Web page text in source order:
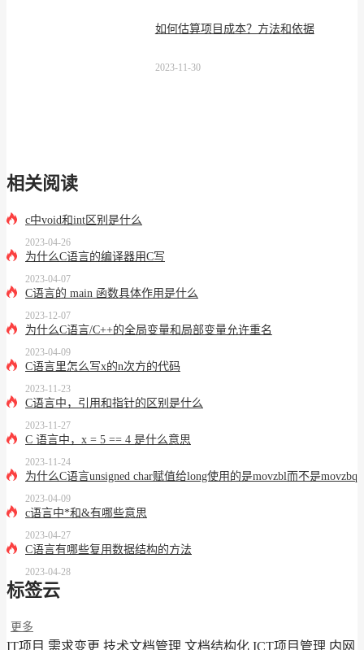
如何估算项目成本？方法和依据
2023-11-30
相关阅读
c中void和int区别是什么
2023-04-26
为什么C语言的编译器用C写
2023-04-07
C语言的 main 函数具体作用是什么
2023-12-07
为什么C语言/C++的全局变量和局部变量允许重名
2023-04-09
C语言里怎么写x的n次方的代码
2023-11-23
C语言中，引用和指针的区别是什么
2023-11-27
C 语言中，x = 5 == 4 是什么意思
2023-11-24
为什么C语言unsigned char赋值给long使用的是movzbl而不是movzbq
2023-04-09
c语言中*和&有哪些意思
2023-04-27
C语言有哪些复用数据结构的方法
2023-04-28
标签云
更多
IT项目 需求变更 技术文档管理 文档结构化 ICT项目管理 内网